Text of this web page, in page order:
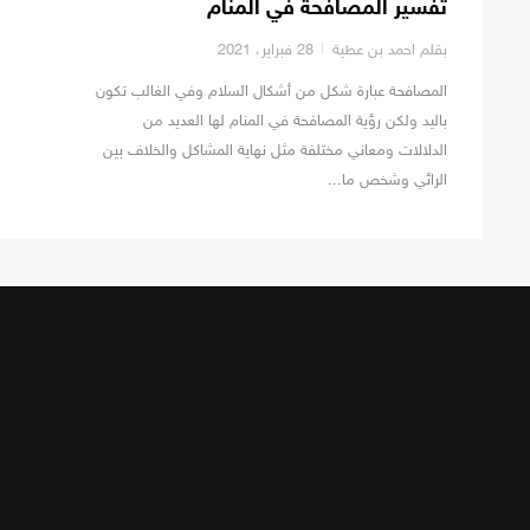
تفسير المصافحة في المنام
بقلم احمد بن عطية 28 فبراير، 2021
المصافحة عبارة شكل من أشكال السلام وفي الغالب تكون
باليد ولكن رؤية المصافحة في المنام لها العديد من
الدلالات ومعاني مختلفة مثل نهاية المشاكل والخلاف بين
الرائي وشخص ما...